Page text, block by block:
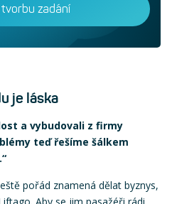
zadání
je láska
a vybudovali z firmy
teď řešíme šálkem
pořád znamená dělat byznys,